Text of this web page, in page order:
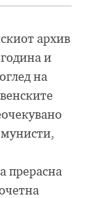
архив
и
на
прерасна